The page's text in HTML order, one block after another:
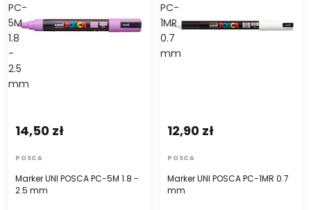
PC-
5M
1.8
-
2.5
mm
Marker UNI POSCA PC-5M 1.8 -
2.5 mm
14,50 zł
POSCA
PC-
1MR
0.7
mm
Marker UNI POSCA PC-1MR 0.7
mm
12,90 zł
POSCA